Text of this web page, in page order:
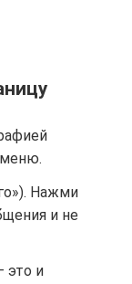
Нажми
и не
это и